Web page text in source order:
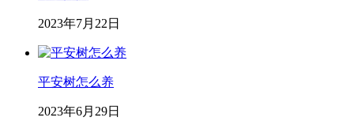
2023年7月22日
平安树怎么养
2023年6月29日